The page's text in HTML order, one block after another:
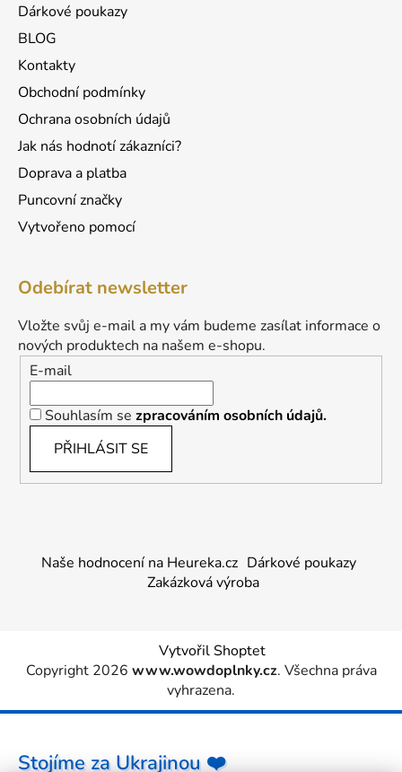
Dárkové poukazy
BLOG
Kontakty
Obchodní podmínky
Ochrana osobních údajů
Jak nás hodnotí zákazníci?
Doprava a platba
Puncovní značky
Vytvořeno pomocí
Odebírat newsletter
Vložte svůj e-mail a my vám budeme zasílat informace o
nových produktech na našem e-shopu.
E-mail
Souhlasím se zpracováním osobních údajů.
PŘIHLÁSIT SE
Naše hodnocení na Heureka.cz Dárkové poukazy
Zakázková výroba
Vytvořil Shoptet
Copyright 2026 www.wowdoplnky.cz. Všechna práva
vyhrazena.
Stojíme za Ukrajinou ❤️